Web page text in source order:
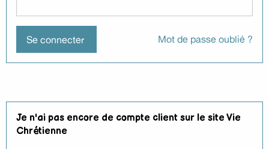
Mot de passe oublié ?
Je n'ai pas encore de compte client sur le site Vie
Chrétienne